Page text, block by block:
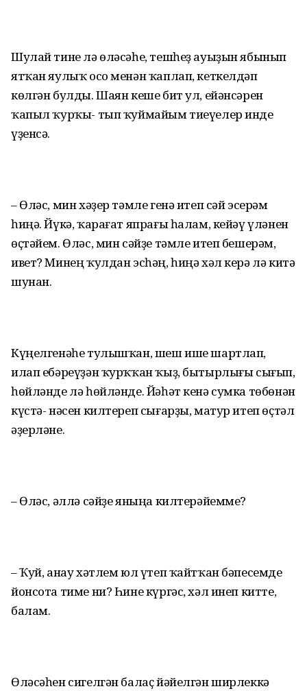
Шулай тине лә өләсәһе, тешһеҙ ауыҙын ябынып
ятҡан яулыҡ осо менән ҡаплап, кеткелдәп
көлгән булды. Шаян кеше бит ул, ейәнсәрен
ҡапыл ҡурҡы- тып ҡуймайым тиеүелер инде
үҙенсә.
– Өләс, мин хәҙер тәмле генә итеп сәй эсерәм
һиңә. Йүкә, ҡарағат япрағы һалам, кейәү үләнен
өҫтәйем. Өләс, мин сәйҙе тәмле итеп бешерәм,
ивет? Минең ҡулдан эсһәң, һиңә хәл керә лә китә
шунан.
Күңелгенәһе тулышҡан, шеш ише шартлап,
илап ебәреүҙән ҡурҡҡан ҡыҙ, бытырлығы сығып,
һөйләнде лә һөйләнде. Йәһәт кенә сумка төбөнән
күстә- нәсен килтереп сығарҙы, матур итеп өҫтәл
әҙерләне.
– Өләс, әллә сәйҙе яныңа килтерәйемме?
– Ҡуй, анау хәтлем юл үтеп ҡайтҡан бәпесемде
йонсота тиме ни? Һине күргәс, хәл инеп китте,
балам.
Өләсәһен сигелгән балаҫ йәйелгән ширлеккә